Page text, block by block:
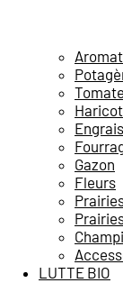
Gazon
Fleurs
LUTTE BIO